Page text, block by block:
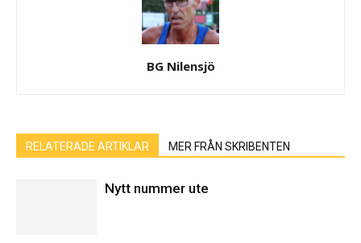
BG Nilensjö
RELATERADE ARTIKLAR MER FRÅN SKRIBENTEN
Nytt nummer ute